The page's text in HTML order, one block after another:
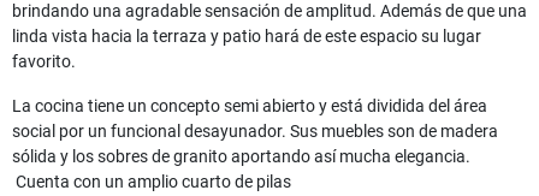
brindando una agradable sensación de amplitud. Además de que una
linda vista hacia la terraza y patio hará de este espacio su lugar
favorito.
La cocina tiene un concepto semi abierto y está dividida del área
social por un funcional desayunador. Sus muebles son de madera
sólida y los sobres de granito aportando así mucha elegancia.
Cuenta con un amplio cuarto de pilas